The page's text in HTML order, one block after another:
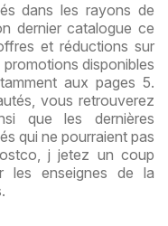
dans les rayons de
dernier catalogue ce
et réductions sur
disponibles
aux pages 5.
vous retrouverez
que les dernières
qui ne pourraient pas
j jetez un coup
les enseignes de la